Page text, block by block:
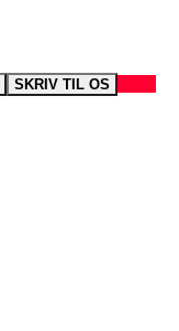
SKRIV TIL OS